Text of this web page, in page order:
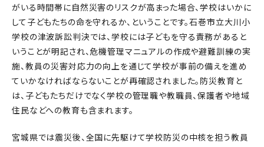
がいる時間帯に自然災害のリスクが高まった場合、学校はいかに
して子どもたちの命を守れるか、ということです。石巻市立大川小
学校の津波訴訟判決では、学校には子どもを守る責務があると
いうことが明記され、危機管理マニュアルの作成や避難訓練の実
施、教員の災害対応力の向上を通じて学校が事前の備えを進め
ていかなければならないことが再確認されました。防災教育と
は、子どもたちだけでなく学校の管理職や教職員、保護者や地域
住民などへの教育も含まれます。
宮城県では震災後、全国に先駆けて学校防災の中核を担う教員